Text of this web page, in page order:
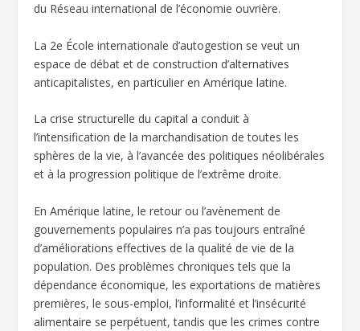
du Réseau international de l’économie ouvrière.
La 2e École internationale d’autogestion se veut un
espace de débat et de construction d’alternatives
anticapitalistes, en particulier en Amérique latine.
La crise structurelle du capital a conduit à
l’intensification de la marchandisation de toutes les
sphères de la vie, à l’avancée des politiques néolibérales
et à la progression politique de l’extrême droite.
En Amérique latine, le retour ou l’avènement de
gouvernements populaires n’a pas toujours entraîné
d’améliorations effectives de la qualité de vie de la
population. Des problèmes chroniques tels que la
dépendance économique, les exportations de matières
premières, le sous-emploi, l’informalité et l’insécurité
alimentaire se perpétuent, tandis que les crimes contre